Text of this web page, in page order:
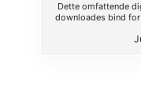
Dette omfattende
downloades bind